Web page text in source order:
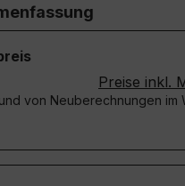
Preise inkl.
von Neuberechnungen